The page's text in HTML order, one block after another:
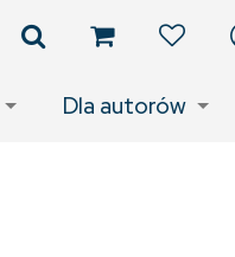
Dla autorów